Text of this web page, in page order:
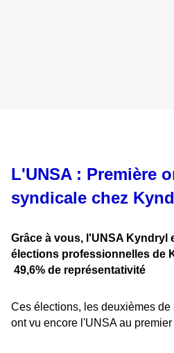
L'UNSA : Première
syndicale chez
Grâce à vous, l'UNSA Kyndryl
élections professionnelles de
49,6% de représentativité
Ces élections, les deuxièmes
ont vu encore l'UNSA au premier